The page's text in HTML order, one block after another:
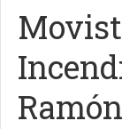
Ramón